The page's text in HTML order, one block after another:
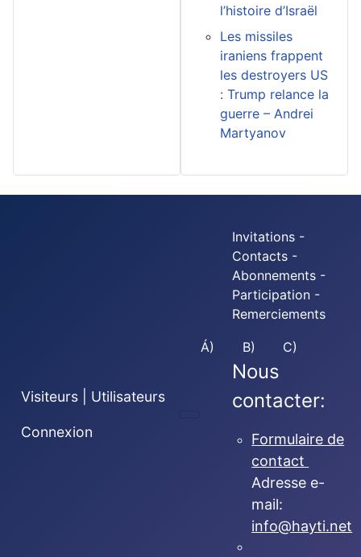
l’histoire d’Israël
Les missiles
iraniens frappent
les destroyers US
: Trump relance la
guerre – Andrei
Martyanov
Visiteurs | Utilisateurs
Connexion
Invitations -
Contacts -
Abonnements -
Participation -
Remerciements
Á) B) C)
Nous
contacter:
Formulaire de
contact
Adresse e-
mail:
info@hayti.net